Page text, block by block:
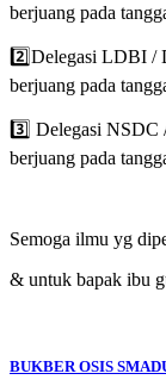
berjuang pada
2️⃣Delegasi LDBI /
berjuang pada
3️⃣ Delegasi NSDC
berjuang pada
Semoga ilmu yg
& untuk bapak ibu
BUKBER OSIS